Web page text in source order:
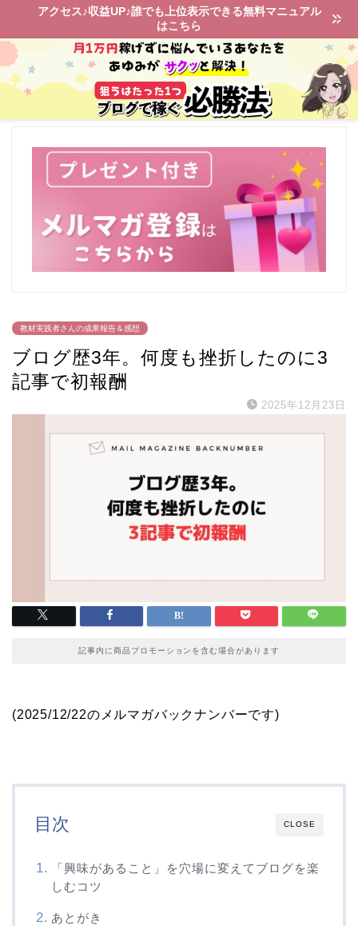
アクセス♪収益UP♪誰でも上位表示できる無料マニュアル
はこちら
教材実践者さんの成果報告＆感想
ブログ歴3年。何度も挫折したのに3
記事で初報酬
2025年12月23日
記事内に商品プロモーションを含む場合があります
(2025/12/22のメルマガバックナンバーです)
CLOSE
目次
「興味があること」を穴場に変えてブログを楽
しむコツ
あとがき